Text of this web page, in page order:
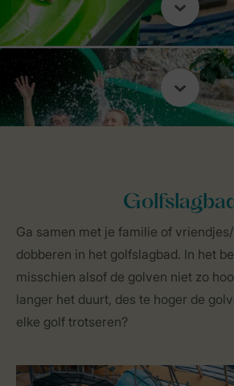
Ga samen met je familie of
dobberen in het golfslagbad. In het
misschien alsof de golven niet zo
langer het duurt, des te hoger de
elke golf trotseren?